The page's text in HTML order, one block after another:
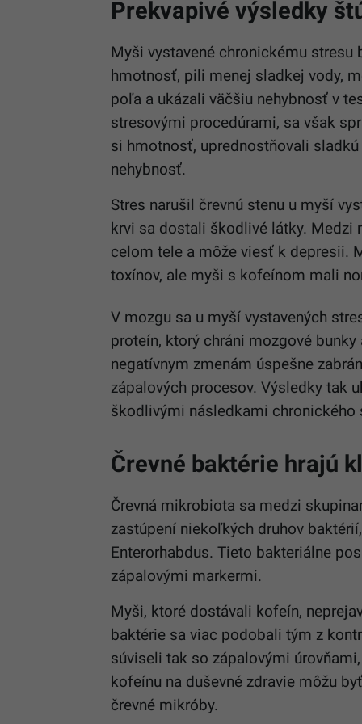
Prekvapivé výsledky
Myši vystavené chronickému stresu
hmotnosť, pili menej sladkej vody,
poľa a ukázali väčšiu nehybnosť v
stresovými procedúrami, sa však
si hmotnosť, uprednostňovali
nehybnosť.
Stres narušil črevnú stenu u myší
krvi sa dostali škodlivé látky. Medzi
celom tele a môže viesť k depresii.
toxínov, ale myši s kofeínom mali
V mozgu sa u myší vystavených
proteín, ktorý chráni mozgové
negatívnym zmenám úspešne
zápalových procesov. Výsledky tak
škodlivými následkami chronického
Črevné baktérie hrajú
Črevná mikrobiota sa medzi
zastúpení niekoľkých druhov
Enterorhabdus. Tieto bakteriálne
zápalovými markermi.
Myši, ktoré dostávali kofeín,
baktérie sa viac podobali tým z
súviseli tak so zápalovými
kofeínu na duševné zdravie môžu
črevné mikróby.